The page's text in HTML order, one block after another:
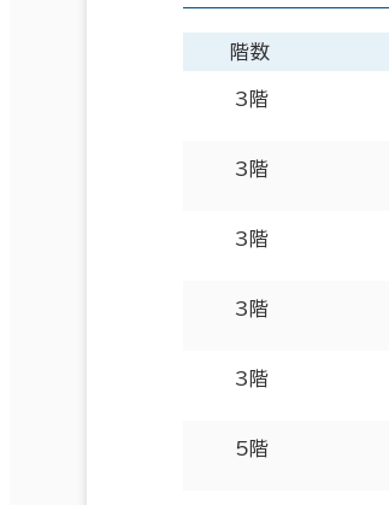
階数
3階
3階
3階
3階
3階
5階